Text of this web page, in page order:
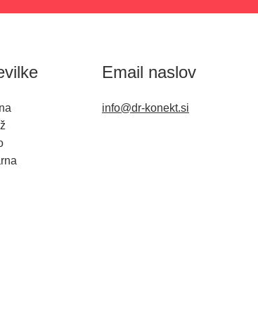
Email naslov
info@dr-konekt.si